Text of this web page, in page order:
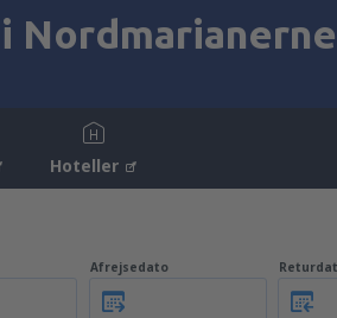
i Nordmarianerne
Hoteller
Afrejsedato